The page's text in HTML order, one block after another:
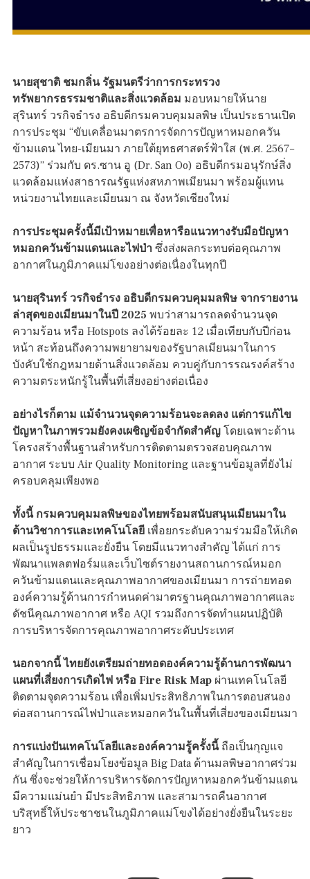
นายสุชาติ ชมกลิ่น รัฐมนตรีว่าการกระทรวง
ทรัพยากรธรรมชาติและสิ่งแวดล้อม มอบหมายให้นาย
สุรินทร์ วรกิจธำรง อธิบดีกรมควบคุมมลพิษ เป็นประธานเปิด
การประชุม “ขับเคลื่อนมาตรการจัดการปัญหาหมอกควัน
ข้ามแดน ไทย-เมียนมา ภายใต้ยุทธศาสตร์ฟ้าใส (พ.ศ. 2567–
2573)” ร่วมกับ ดร.ซาน อู (Dr. San Oo) อธิบดีกรมอนุรักษ์สิ่ง
แวดล้อมแห่งสาธารณรัฐแห่งสหภาพเมียนมา พร้อมผู้แทน
หน่วยงานไทยและเมียนมา ณ จังหวัดเชียงใหม่
การประชุมครั้งนี้มีเป้าหมายเพื่อหารือแนวทางรับมือปัญหา
หมอกควันข้ามแดนและไฟป่า ซึ่งส่งผลกระทบต่อคุณภาพ
อากาศในภูมิภาคแม่โขงอย่างต่อเนื่องในทุกปี
นายสุรินทร์ วรกิจธำรง อธิบดีกรมควบคุมมลพิษ จากรายงาน
ล่าสุดของเมียนมาในปี 2025 พบว่าสามารถลดจำนวนจุด
ความร้อน หรือ Hotspots ลงได้ร้อยละ 12 เมื่อเทียบกับปีก่อน
หน้า สะท้อนถึงความพยายามของรัฐบาลเมียนมาในการ
บังคับใช้กฎหมายด้านสิ่งแวดล้อม ควบคู่กับการรณรงค์สร้าง
ความตระหนักรู้ในพื้นที่เสี่ยงอย่างต่อเนื่อง
อย่างไรก็ตาม แม้จำนวนจุดความร้อนจะลดลง แต่การแก้ไข
ปัญหาในภาพรวมยังคงเผชิญข้อจำกัดสำคัญ โดยเฉพาะด้าน
โครงสร้างพื้นฐานสำหรับการติดตามตรวจสอบคุณภาพ
อากาศ ระบบ Air Quality Monitoring และฐานข้อมูลที่ยังไม่
ครอบคลุมเพียงพอ
ทั้งนี้ กรมควบคุมมลพิษของไทยพร้อมสนับสนุนเมียนมาใน
ด้านวิชาการและเทคโนโลยี เพื่อยกระดับความร่วมมือให้เกิด
ผลเป็นรูปธรรมและยั่งยืน โดยมีแนวทางสำคัญ ได้แก่ การ
พัฒนาแพลตฟอร์มและเว็บไซต์รายงานสถานการณ์หมอก
ควันข้ามแดนและคุณภาพอากาศของเมียนมา การถ่ายทอด
องค์ความรู้ด้านการกำหนดค่ามาตรฐานคุณภาพอากาศและ
ดัชนีคุณภาพอากาศ หรือ AQI รวมถึงการจัดทำแผนปฏิบัติ
การบริหารจัดการคุณภาพอากาศระดับประเทศ
นอกจากนี้ ไทยยังเตรียมถ่ายทอดองค์ความรู้ด้านการพัฒนา
แผนที่เสี่ยงการเกิดไฟ หรือ Fire Risk Map ผ่านเทคโนโลยี
ติดตามจุดความร้อน เพื่อเพิ่มประสิทธิภาพในการตอบสนอง
ต่อสถานการณ์ไฟป่าและหมอกควันในพื้นที่เสี่ยงของเมียนมา
การแบ่งปันเทคโนโลยีและองค์ความรู้ครั้งนี้ถือเป็นกุญแจ
สำคัญในการเชื่อมโยงข้อมูล Big Data ด้านมลพิษอากาศร่วม
กัน ซึ่งจะช่วยให้การบริหารจัดการปัญหาหมอกควันข้ามแดน
มีความแม่นยำ มีประสิทธิภาพ และสามารถคืนอากาศ
บริสุทธิ์ให้ประชาชนในภูมิภาคแม่โขงได้อย่างยั่งยืนในระยะ
ยาว